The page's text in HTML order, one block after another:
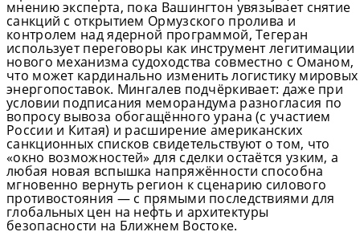
мнению эксперта, пока Вашингтон увязывает снятие
санкций с открытием Ормузского пролива и
контролем над ядерной программой, Тегеран
использует переговоры как инструмент легитимации
нового механизма судоходства совместно с Оманом,
что может кардинально изменить логистику мировых
энергопоставок. Мингалев подчёркивает: даже при
условии подписания меморандума разногласия по
вопросу вывоза обогащённого урана (с участием
России и Китая) и расширение американских
санкционных списков свидетельствуют о том, что
«окно возможностей» для сделки остаётся узким, а
любая новая вспышка напряжённости способна
мгновенно вернуть регион к сценарию силового
противостояния — с прямыми последствиями для
глобальных цен на нефть и архитектуры
безопасности на Ближнем Востоке.